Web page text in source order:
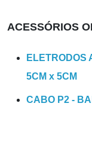
ACESSÓRIOS
ELETRODOS
5CM x 5CM
CABO P2 -